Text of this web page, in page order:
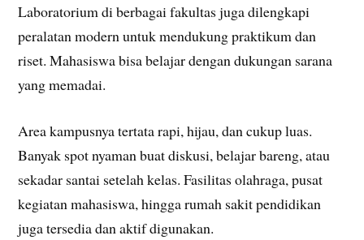
Laboratorium di berbagai fakultas juga dilengkapi
peralatan modern untuk mendukung praktikum dan
riset. Mahasiswa bisa belajar dengan dukungan sarana
yang memadai.
Area kampusnya tertata rapi, hijau, dan cukup luas.
Banyak spot nyaman buat diskusi, belajar bareng, atau
sekadar santai setelah kelas. Fasilitas olahraga, pusat
kegiatan mahasiswa, hingga rumah sakit pendidikan
juga tersedia dan aktif digunakan.